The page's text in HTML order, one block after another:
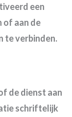
een
of aan de
te verbinden.
de dienst aan
schriftelijk